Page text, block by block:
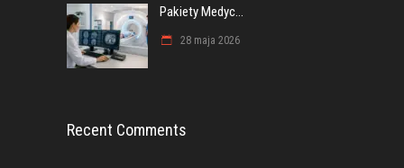
Pakiety Medyc...
28 maja 2026
Recent Comments